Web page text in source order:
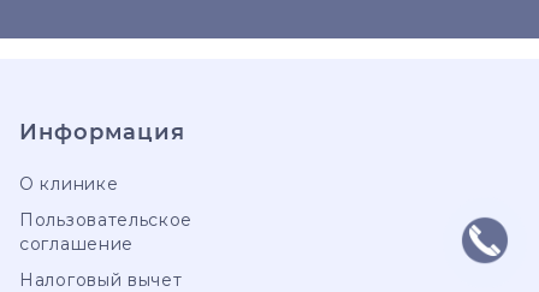
Информация
О клинике
Пользовательское
соглашение
Налоговый вычет